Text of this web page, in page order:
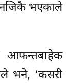
भएकाले
आफन्तबाहेक
भने, ‘कसरी